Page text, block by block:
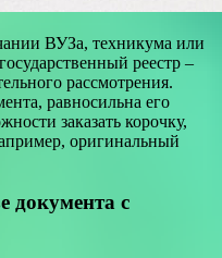
ВУЗа, техникума или
реестр –
рассмотрения.
равносильна его
заказать корочку,
оригинальный
документа с